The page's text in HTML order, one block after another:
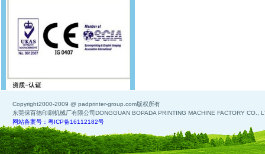
Copyright2000-2009 @ padprinter-group.com版权所有
东莞保百德印刷机械厂有限公司DONGGUAN BOPADA PRINTING MACHINE FACTORY CO.,
网站备案号：粤ICP备16112182号